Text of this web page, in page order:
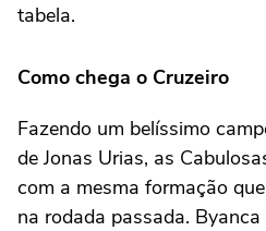
tabela.
Como chega o Cruzeiro
Fazendo um belíssimo
de Jonas Urias, as
com a mesma formação
na rodada passada.